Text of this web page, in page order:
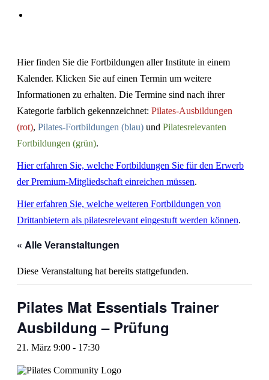
Hier finden Sie die Fortbildungen aller Institute in einem
Kalender. Klicken Sie auf einen Termin um weitere
Informationen zu erhalten. Die Termine sind nach ihrer
Kategorie farblich gekennzeichnet: Pilates-Ausbildungen
(rot), Pilates-Fortbildungen (blau) und Pilatesrelevanten
Fortbildungen (grün).
Hier erfahren Sie, welche Fortbildungen Sie für den Erwerb
der Premium-Mitgliedschaft einreichen müssen.
Hier erfahren Sie, welche weiteren Fortbildungen von
Drittanbietern als pilatesrelevant eingestuft werden können.
« Alle Veranstaltungen
Diese Veranstaltung hat bereits stattgefunden.
Pilates Mat Essentials Trainer
Ausbildung – Prüfung
21. März 9:00 - 17:30